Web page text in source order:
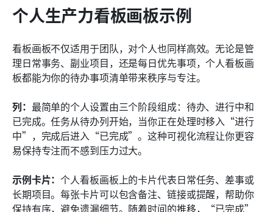
个人生产力看板画板示例
看板画板不仅适用于团队，对个人也同样高效。无论是管
理日常事务、副业项目，还是每日优先事项，个人看板画
板都能为你的待办事项清单带来秩序与专注。
列： 最简单的个人设置由三个阶段组成：待办、进行中和
已完成。任务从待办列开始，当你正在处理时移入“进行
中”，完成后进入“已完成”。这种可视化流程让你更容
易保持专注而不感到压力过大。
示例卡片：个人看板画板上的卡片代表日常任务、差事或
长期项目。每张卡片可以包含备注、链接或提醒，帮助你
保持有序，避免遗漏细节。随着时间的推移，“已完成”